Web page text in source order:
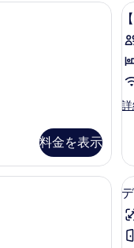
料金を表示
【
プ
レ
ミ
ス
イ
アイロン台
付スーペリア 桜 | 高級寝具